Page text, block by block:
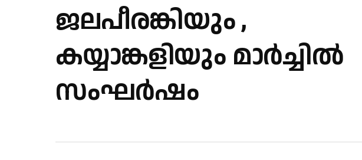
ജലപീരങ്കിയും ,
കയ്യാങ്കളിയും മാർച്ചിൽ
സംഘർഷം